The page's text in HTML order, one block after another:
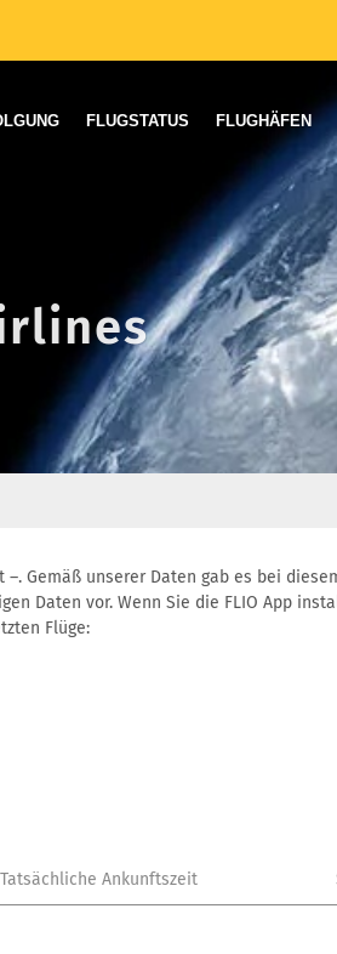
FLUGSTATUS FLUGHÄFEN
Gemäß unserer Daten gab es bei
Daten vor. Wenn Sie die FLIO App
Flüge:
Tatsächliche Ankunftszeit